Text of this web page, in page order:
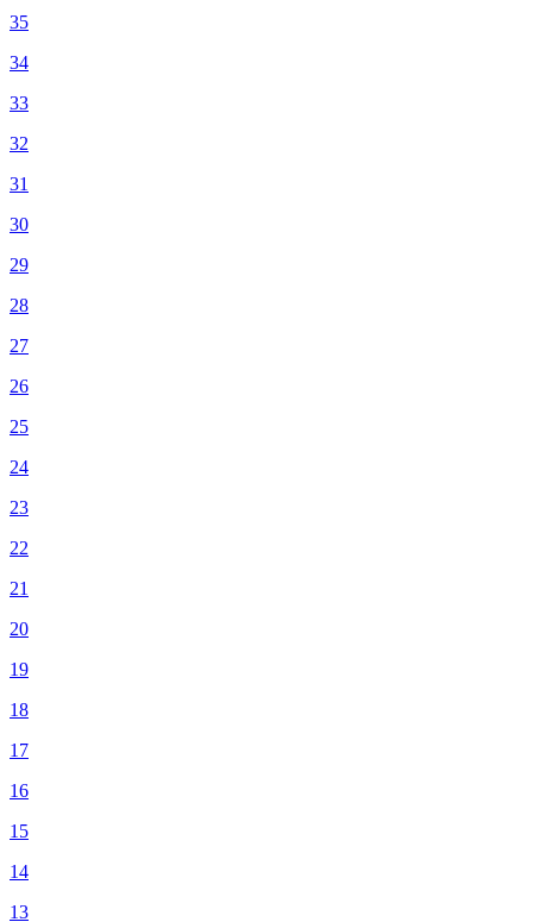
35
34
33
32
31
30
29
28
27
26
25
24
23
22
21
20
19
18
17
16
15
14
13